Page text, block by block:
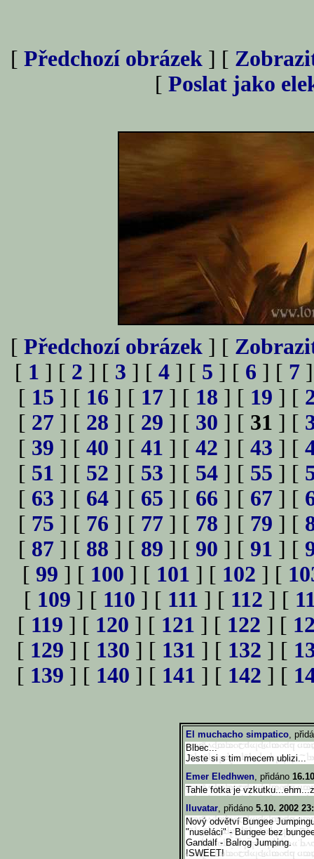
[ Předchozí obrázek ] [
[ Poslat jako
[ Předchozí obrázek ] [
[ 1 ] [ 2 ] [ 3 ] [ 4 ] [ 5 ] [ 6 ] [ 7
[ 15 ] [ 16 ] [ 17 ] [ 18 ] [ 19 ] [
[ 27 ] [ 28 ] [ 29 ] [ 30 ] [ 31 ] [
[ 39 ] [ 40 ] [ 41 ] [ 42 ] [ 43 ] [
[ 51 ] [ 52 ] [ 53 ] [ 54 ] [ 55 ] [
[ 63 ] [ 64 ] [ 65 ] [ 66 ] [ 67 ] [
[ 75 ] [ 76 ] [ 77 ] [ 78 ] [ 79 ] [
[ 87 ] [ 88 ] [ 89 ] [ 90 ] [ 91 ] [
[ 99 ] [ 100 ] [ 101 ] [ 102 ] [
[ 109 ] [ 110 ] [ 111 ] [ 112 ] [
[ 119 ] [ 120 ] [ 121 ] [ 122 ] [
[ 129 ] [ 130 ] [ 131 ] [ 132 ] [
[ 139 ] [ 140 ] [ 141 ] [ 142 ] [
El muchacho simpatico,
Blbec...
Jeste si s tim mecem ublizi...
Emer Eledhwen, přidáno
Tahle fotka je
Iluvatar, přidáno 5.10. 2002
Nový odvětví Bungee
"nuseláci" - Bungee bez
Gandalf - Balrog Jumping.
!SWEET!